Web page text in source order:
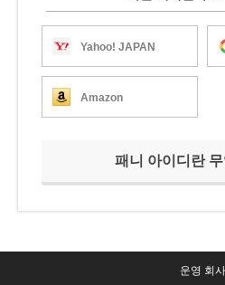
Yahoo! JAPAN
Amazon
패니 아이디란
운영 회사